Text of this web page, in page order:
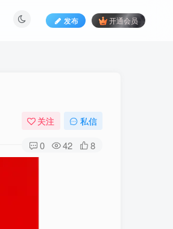
发布 开通会员
关注 私信
0 42 8